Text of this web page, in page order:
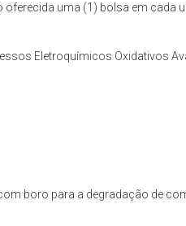
uma (1) bolsa em cada
Eletroquímicos Oxidativos
boro para a degradação de